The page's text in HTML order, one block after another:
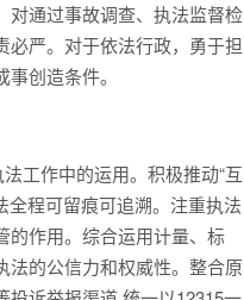
对通过事故调查、执法监督检
必严。对于依法行政，勇于担
创造条件。
工作中的运用。积极推动“互
程可留痕可追溯。注重执法
的作用。综合运用计量、标
法的公信力和权威性。整合原